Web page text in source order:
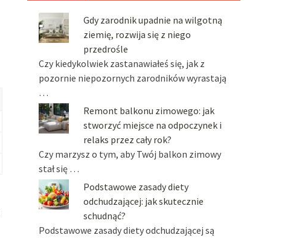
Gdy zarodnik upadnie na wilgotną
ziemię, rozwija się z niego
przedrośle
Czy kiedykolwiek zastanawiałeś się, jak z
pozornie niepozornych zarodników wyrastają
…
Remont balkonu zimowego: jak
stworzyć miejsce na odpoczynek i
relaks przez cały rok?
Czy marzysz o tym, aby Twój balkon zimowy
stał się …
Podstawowe zasady diety
odchudzającej: jak skutecznie
schudnąć?
Podstawowe zasady diety odchudzającej są